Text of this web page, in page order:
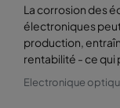
La corrosion des
électroniques
production,
rentabilité - ce qui
Electronique